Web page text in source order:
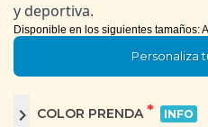
y deportiva.
Disponible en los siguientes tamaños:
Personaliza
chevron_right COLOR PRENDA* INFO